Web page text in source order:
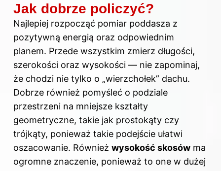
Jak dobrze policzyć?
Najlepiej rozpocząć pomiar poddasza z
pozytywną energią oraz odpowiednim
planem. Przede wszystkim zmierz długości,
szerokości oraz wysokości — nie zapominaj,
że chodzi nie tylko o „wierzchołek” dachu.
Dobrze również pomyśleć o podziale
przestrzeni na mniejsze kształty
geometryczne, takie jak prostokąty czy
trójkąty, ponieważ takie podejście ułatwi
oszacowanie. Również wysokość skosów ma
ogromne znaczenie, ponieważ to one w dużej